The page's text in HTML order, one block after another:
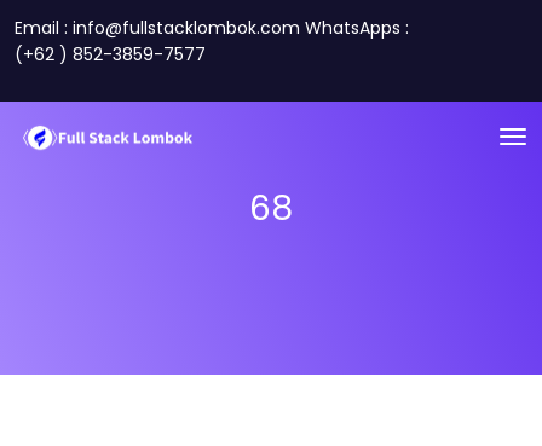
Email : info@fullstacklombok.com WhatsApps :
(+62 ) 852-3859-7577
68